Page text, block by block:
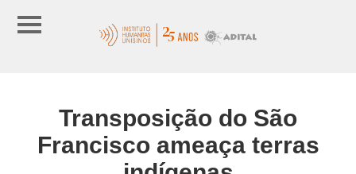
Transposição do São
Francisco ameaça terras